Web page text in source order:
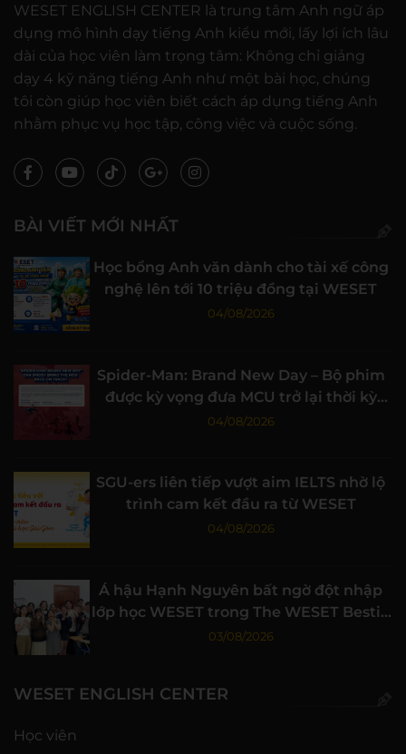
WESET ENGLISH CENTER là trung tâm Anh ngữ áp
dụng mô hình dạy tiếng Anh kiểu mới, lấy lợi ích lâu
dài của học viên làm trọng tâm: Không chỉ giảng
dạy 4 kỹ năng tiếng Anh như một bài học, chúng
tôi còn giúp học viên biết cách áp dụng tiếng Anh
nhằm phục vụ học tập, công việc và cuộc sống.
BÀI VIẾT MỚI NHẤT
Học bổng Anh văn dành cho tài xế công
nghệ lên tới 10 triệu đồng tại WESET
04/08/2026
Spider-Man: Brand New Day – Bộ phim
được kỳ vọng đưa MCU trở lại thời kỳ
đỉnh cao
04/08/2026
SGU-ers liên tiếp vượt aim IELTS nhờ lộ
trình cam kết đầu ra từ WESET
04/08/2026
Á hậu Hạnh Nguyên bất ngờ đột nhập
lớp học WESET trong The WESET Bestie
tập 3
03/08/2026
WESET ENGLISH CENTER
Học viên